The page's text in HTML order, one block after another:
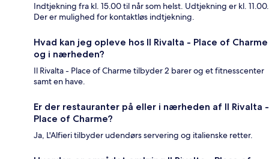
Indtjekning fra kl. 15.00 til når som helst. Udtjekning er kl. 11.00.
Der er mulighed for kontaktløs indtjekning.
Hvad kan jeg opleve hos Il Rivalta - Place of Charme
og i nærheden?
Il Rivalta - Place of Charme tilbyder 2 barer og et fitnesscenter
samt en have.
Er der restauranter på eller i nærheden af Il Rivalta -
Place of Charme?
Ja, L'Alfieri tilbyder udendørs servering og italienske retter.